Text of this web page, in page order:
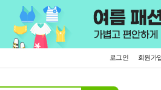
로그인 회원가